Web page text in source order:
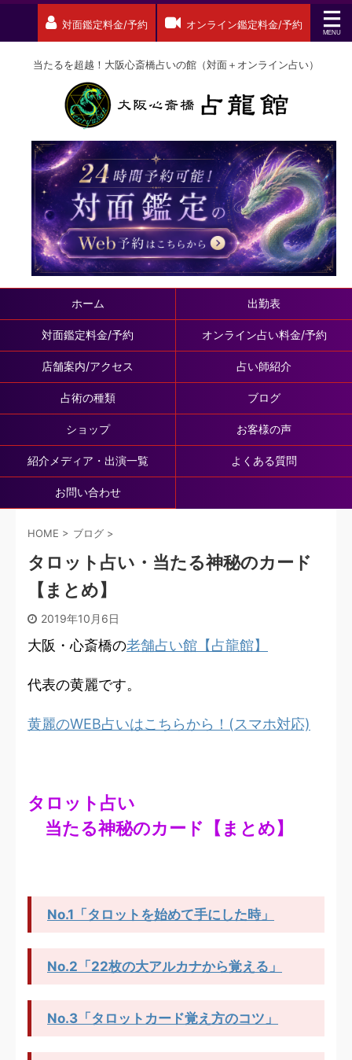
対面鑑定料金/予約 オンライン鑑定料金/予約
当たるを超越！大阪心斎橋占いの館（対面＋オンライン占い）
ホーム 出勤表
対面鑑定料金/予約 オンライン占い料金/予約
店舗案内/アクセス 占い師紹介
占術の種類 ブログ
ショップ お客様の声
紹介メディア・出演一覧 よくある質問
お問い合わせ
HOME > ブログ >
タロット占い・当たる神秘のカード
【まとめ】
2019年10月6日
大阪・心斎橋の老舗占い館【占龍館】
代表の黄麗です。
黄麗のWEB占いはこちらから！(スマホ対応)
タロット占い
当たる神秘のカード【まとめ】
No.1「タロットを始めて手にした時」
No.2「22枚の大アルカナから覚える」
No.3「タロットカード覚え方のコツ」